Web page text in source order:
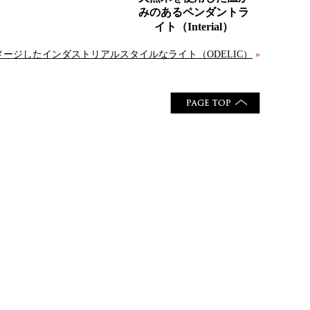
みのあるペンダントラ
イト（Interial）
ジしたインダストリアルスタイルなライト（ODELIC） »